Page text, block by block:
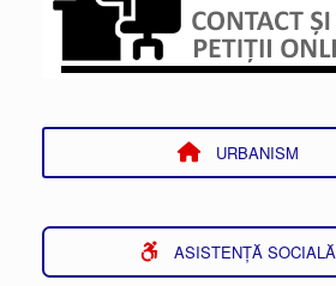
URBANISM
ASISTENȚĂ SOCIALĂ